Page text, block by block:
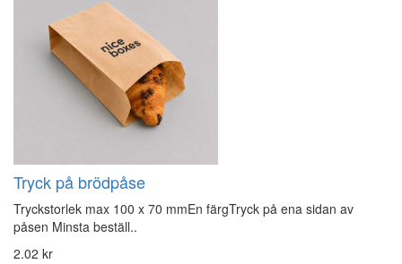
Tryck på brödpåse
Tryckstorlek max 100 x 70 mmEn färgTryck på ena sidan av
påsen Minsta beställ..
2.02 kr